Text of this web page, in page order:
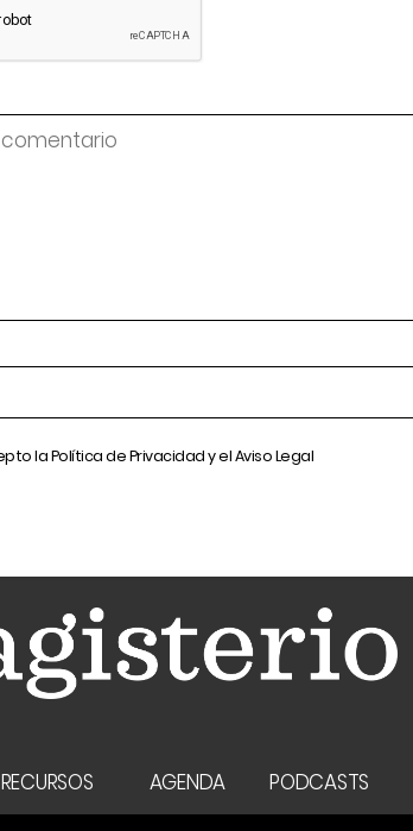
laPolítica de Privacidady elAviso Legal
RECURSOS AGENDA PODCASTS